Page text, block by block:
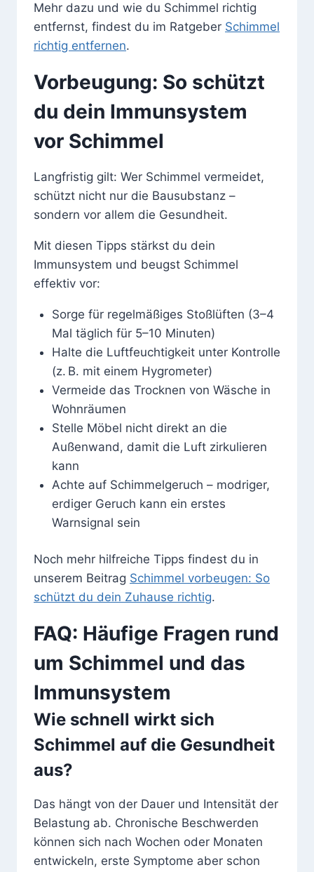
Mehr dazu und wie du Schimmel richtig
entfernst, findest du im Ratgeber Schimmel
richtig entfernen.
Vorbeugung: So schützt
du dein Immunsystem
vor Schimmel
Langfristig gilt: Wer Schimmel vermeidet,
schützt nicht nur die Bausubstanz –
sondern vor allem die Gesundheit.
Mit diesen Tipps stärkst du dein
Immunsystem und beugst Schimmel
effektiv vor:
Sorge für regelmäßiges Stoßlüften (3–4
Mal täglich für 5–10 Minuten)
Halte die Luftfeuchtigkeit unter Kontrolle
(z. B. mit einem Hygrometer)
Vermeide das Trocknen von Wäsche in
Wohnräumen
Stelle Möbel nicht direkt an die
Außenwand, damit die Luft zirkulieren
kann
Achte auf Schimmelgeruch – modriger,
erdiger Geruch kann ein erstes
Warnsignal sein
Noch mehr hilfreiche Tipps findest du in
unserem Beitrag Schimmel vorbeugen: So
schützt du dein Zuhause richtig.
FAQ: Häufige Fragen rund
um Schimmel und das
Immunsystem
Wie schnell wirkt sich
Schimmel auf die Gesundheit
aus?
Das hängt von der Dauer und Intensität der
Belastung ab. Chronische Beschwerden
können sich nach Wochen oder Monaten
entwickeln, erste Symptome aber schon